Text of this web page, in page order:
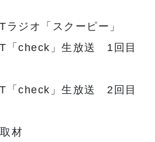
ラジオ「スクーピー」
「check」生放送 1回目
「check」生放送 2回目
材